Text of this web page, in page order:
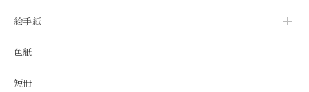
絵手紙
色紙
短冊